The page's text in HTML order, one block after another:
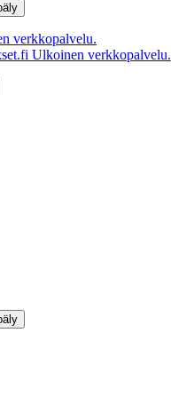
verkkopalvelu.
Ulkoinen verkkopalvelu.